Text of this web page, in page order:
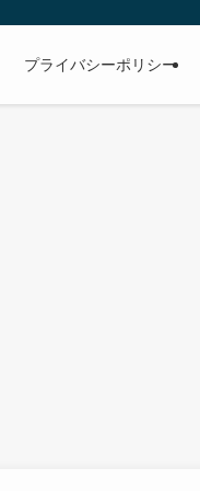
プライバシーポリシー